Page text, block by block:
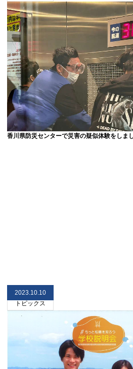
香川県防災センターで災害の疑似体験をしま
トピックス
2023.10.10